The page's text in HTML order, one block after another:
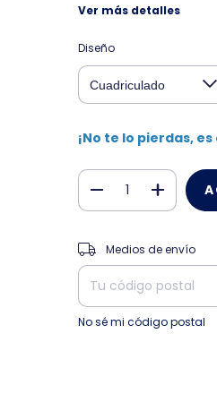
Ver más detalles
Diseño
¡No te lo pierdas,
Entregas para el CP:
Medios de envío
No sé mi código postal